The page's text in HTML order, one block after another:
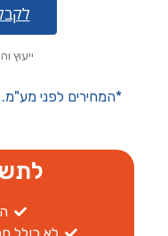
ייעוץ
*המחירים לפני מע"מ.